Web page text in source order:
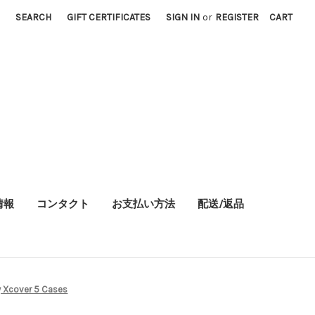
SEARCH GIFT CERTIFICATES SIGN IN or REGISTER CART
報 コンタクト お支払い方法 配送/返品
Xcover 5 Cases